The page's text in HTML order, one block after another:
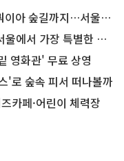
까지…서울둘레길 15코스
특별한 편의점의 정체
영화관' 무료 상영
'로 숲속 피서 떠나볼까
카페·어린이 체력장